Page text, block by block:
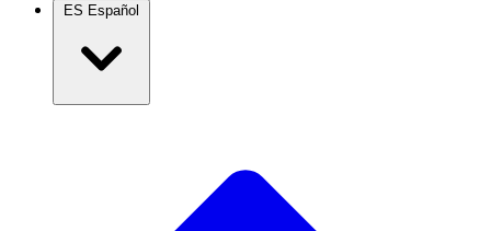
ES Español